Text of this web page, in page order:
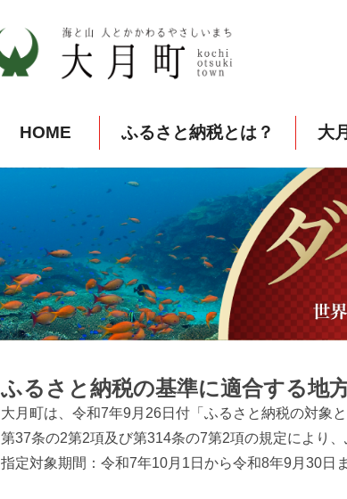
HOME ふるさと納税とは？ 大
ふるさと納税の基準に適合する地
大月町は、令和7年9月26日付「ふるさと納税の対象
第37条の2第2項及び第314条の7第2項の規定により
指定対象期間：令和7年10月1日から令和8年9月30日